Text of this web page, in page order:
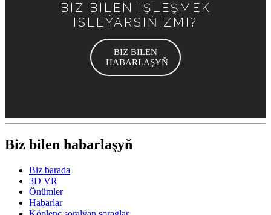
BIZ BILEN IŞLEŞMEK
ISLEÝÄRSIŇIZMI?
BIZ BILEN
HABARLAŞYŇ
Biz bilen habarlaşyň
Biz barada
3D VR
Önümler
Habarlar